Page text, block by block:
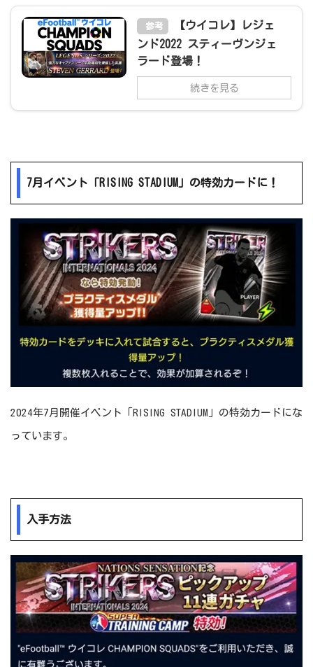
参考
【ウイコレ】レジェ
ンド2022 スティーヴンジェ
ラード登場！
続きを見る
7月イベント「RISING STADIUM」の特効カードに！
2024年7月開催イベント「RISING STADIUM」の特効カードにな
っています。
入手方法